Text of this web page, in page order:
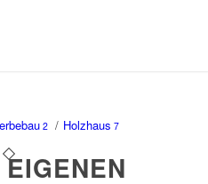
2 / Holzhaus 7